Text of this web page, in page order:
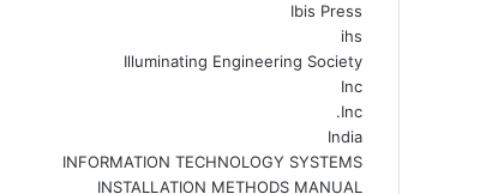
Ibis Press
ihs
Illuminating Engineering Society
Inc
Inc.
India
INFORMATION TECHNOLOGY SYSTEMS
INSTALLATION METHODS MANUAL